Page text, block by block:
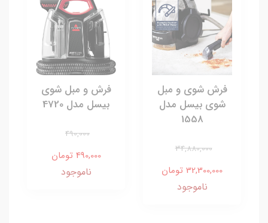
فرش شوی و مبل
شوی بیسل مدل
1558
34,880,000
32,300,000 تومان
ناموجود
فرش و مبل شوی
بیسل مدل 4720
490,000
490,000 تومان
ناموجود